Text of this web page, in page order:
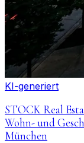
KI-generiert
STOCK Real
Wohn- und
München